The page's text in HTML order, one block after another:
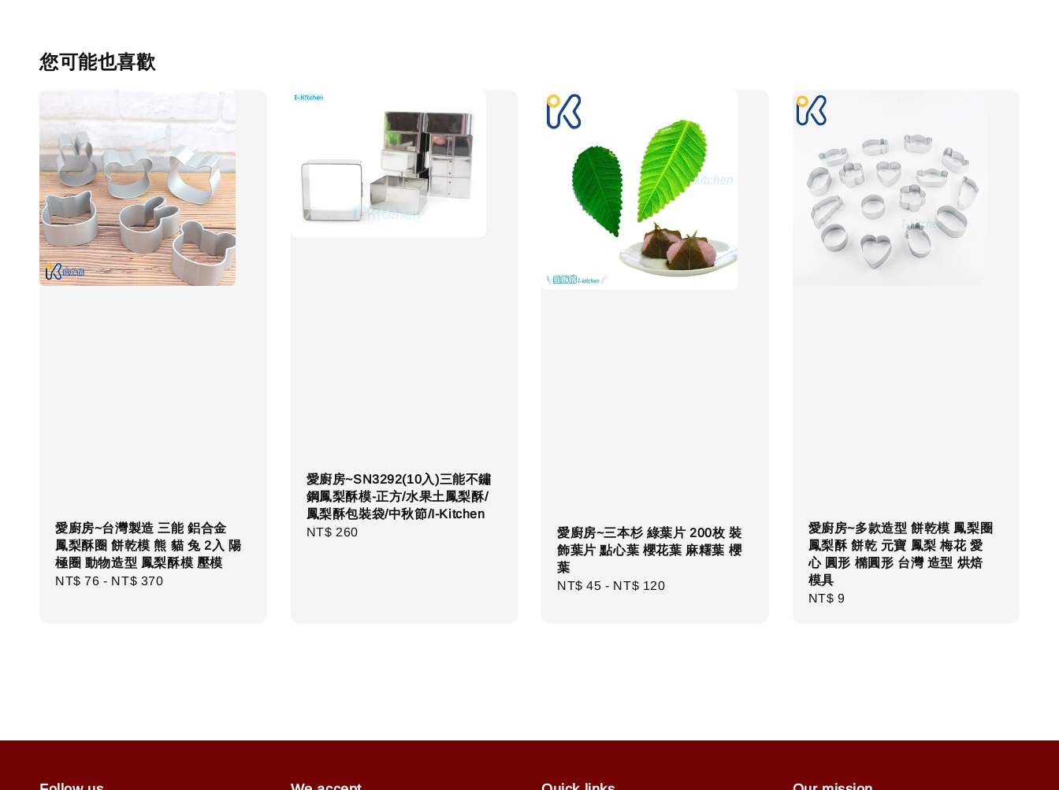
您可能也喜歡
愛廚房~台灣製造 三能 鋁合金
鳳梨酥圈 餅乾模 熊 貓 兔 2入 陽
極圈 動物造型 鳳梨酥模 壓模
Regular
NT$ 76 - NT$ 370
愛廚房~SN3292(10入)三能不鏽
鋼鳳梨酥模-正方/水果土鳳梨酥/
鳳梨酥包裝袋/中秋節/I-Kitchen
Regular
NT$ 260
愛廚房~三本杉 綠葉片 200枚 裝
飾葉片 點心葉 櫻花葉 麻糬葉 櫻
葉
Regular
NT$ 45 - NT$ 120
愛廚房~多款造型 餅乾模 鳳梨圈
鳳梨酥 餅乾 元寶 鳳梨 梅花 愛
心 圓形 橢圓形 台灣 造型 烘焙
模具
Regular
NT$ 9